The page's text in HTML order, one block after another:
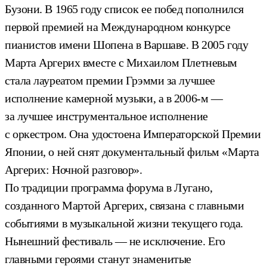
Бузони. В 1965 году список ее побед пополнился
первой премией на Международном конкурсе
пианистов имени Шопена в Варшаве. В 2005 году
Марта Аргерих вместе с Михаилом Плетневым
стала лауреатом премии Грэмми за лучшее
исполнение камерной музыки, а в 2006-м —
за лучшее инструментальное исполнение
с оркестром. Она удостоена Императорской Премии
Японии, о ней снят документальный фильм «Марта
Аргерих: Ночной разговор».
По традиции программа форума в Лугано,
созданного Мартой Аргерих, связана с главными
событиями в музыкальной жизни текущего года.
Нынешний фестиваль — не исключение. Его
главными героями станут знаменитые